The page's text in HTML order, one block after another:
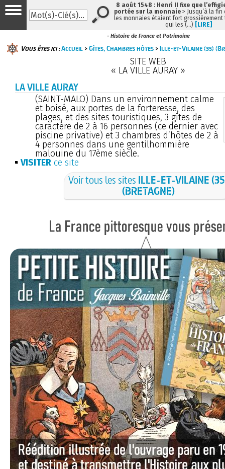
- Histoire de France et Patrimoine
Vous êtes ici :Accueil >Gîtes, Chambres hôtes >Ille-et-Vilaine (35)
SITE WEB
« LA VILLE AURAY »
LA VILLE AURAY
(SAINT-MALO) Dans un environnement calme
et boisé, aux portes de la forteresse, des
plages, et des sites touristiques, 3 gîtes de
caractère de 2 à 16 personnes (ce dernier avec
piscine privative) et 3 chambres d’hôtes de 2 à
4 personnes dans une gentilhommière
malouine du 17ème siècle.
VISITER ce site
Voir tous les sites ILLE-ET-VILAINE
(BRETAGNE)
8 août 1548 : Henri II fixe que
portée sur la monnaie> Jusqu’à la fin
les monnaies étaient fort grossièrement
qui les (…) [LIRE]